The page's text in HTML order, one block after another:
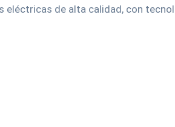
eléctricas de alta calidad, con